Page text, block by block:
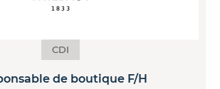
CDI
de boutique F/H